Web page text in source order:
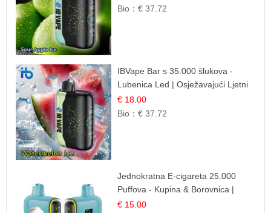
Bio：€ 37.72
IBVape Bar s 35.000 šlukova -
Lubenica Led | Osježavajući Ljetni
Okus
€ 18.00
Bio：€ 37.72
Jednokratna E-cigareta 25.000
Puffova - Kupina & Borovnica |
Šumska Voćna Mješavina
€ 15.00